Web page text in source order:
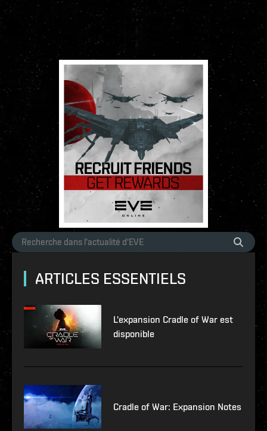
ARTICLES ESSENTIELS
L'expansion Cradle of War est
disponible
Cradle of War: Expansion Notes